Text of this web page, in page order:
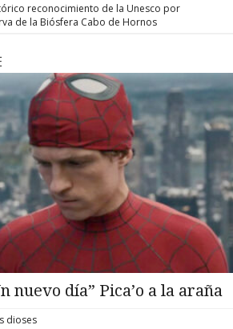
reconocimiento de la Unesco por
de la Biósfera Cabo de Hornos
nuevo día” Pica’o a la araña
dioses